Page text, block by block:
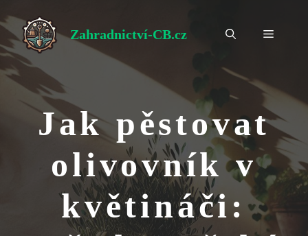
na
obsah
Zahradnictví-CB.cz Menu
Jak pěstovat
olivovník v
květináči: